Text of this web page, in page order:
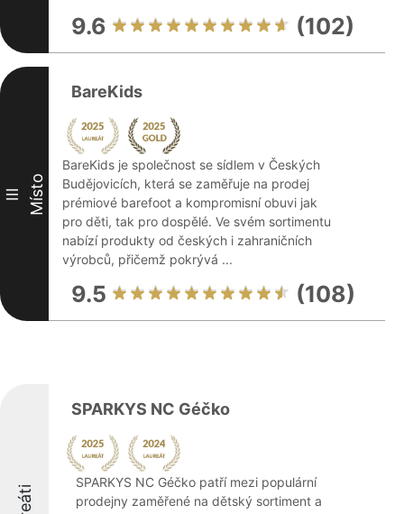
9.6 (102)
III Místo
BareKids
BareKids je společnost se sídlem v Českých
Budějovicích, která se zaměřuje na prodej
prémiové barefoot a kompromisní obuvi jak
pro děti, tak pro dospělé. Ve svém sortimentu
nabízí produkty od českých i zahraničních
výrobců, přičemž pokrývá ...
9.5 (108)
SPARKYS NC Géčko
SPARKYS NC Géčko patří mezi populární
prodejny zaměřené na dětský sortiment a